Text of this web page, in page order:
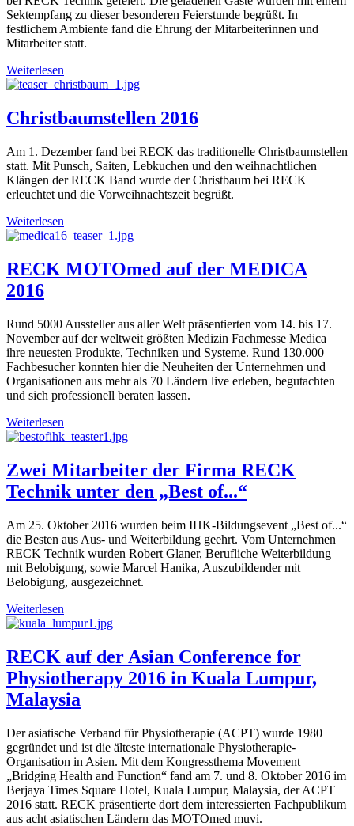
Sektempfang zu dieser besonderen Feierstunde begrüßt. In
festlichem Ambiente fand die Ehrung der Mitarbeiterinnen und
Mitarbeiter statt.
Weiterlesen
Christbaumstellen 2016
Am 1. Dezember fand bei RECK das traditionelle Christbaumstellen
statt. Mit Punsch, Saiten, Lebkuchen und den weihnachtlichen
Klängen der RECK Band wurde der Christbaum bei RECK
erleuchtet und die Vorweihnachtszeit begrüßt.
Weiterlesen
RECK MOTOmed auf der MEDICA
2016
Rund 5000 Aussteller aus aller Welt präsentierten vom 14. bis 17.
November auf der weltweit größten Medizin Fachmesse Medica
ihre neuesten Produkte, Techniken und Systeme. Rund 130.000
Fachbesucher konnten hier die Neuheiten der Unternehmen und
Organisationen aus mehr als 70 Ländern live erleben, begutachten
und sich professionell beraten lassen.
Weiterlesen
Zwei Mitarbeiter der Firma RECK
Technik unter den „Best of...“
Am 25. Oktober 2016 wurden beim IHK-Bildungsevent „Best of...“
die Besten aus Aus- und Weiterbildung geehrt. Vom Unternehmen
RECK Technik wurden Robert Glaner, Berufliche Weiterbildung
mit Belobigung, sowie Marcel Hanika, Auszubildender mit
Belobigung, ausgezeichnet.
Weiterlesen
RECK auf der Asian Conference for
Physiotherapy 2016 in Kuala Lumpur,
Malaysia
Der asiatische Verband für Physiotherapie (ACPT) wurde 1980
gegründet und ist die älteste internationale Physiotherapie-
Organisation in Asien. Mit dem Kongressthema Movement
„Bridging Health and Function“ fand am 7. und 8. Oktober 2016 im
Berjaya Times Square Hotel, Kuala Lumpur, Malaysia, der ACPT
2016 statt. RECK präsentierte dort dem interessierten Fachpublikum
aus acht asiatischen Ländern das MOTOmed muvi.